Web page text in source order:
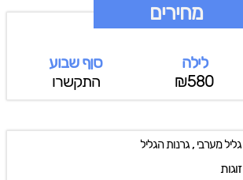
מחירים
לילה
₪580
סןף שבוע
התקשרו
גליל מערבי, גרנות הגליל
זוגות